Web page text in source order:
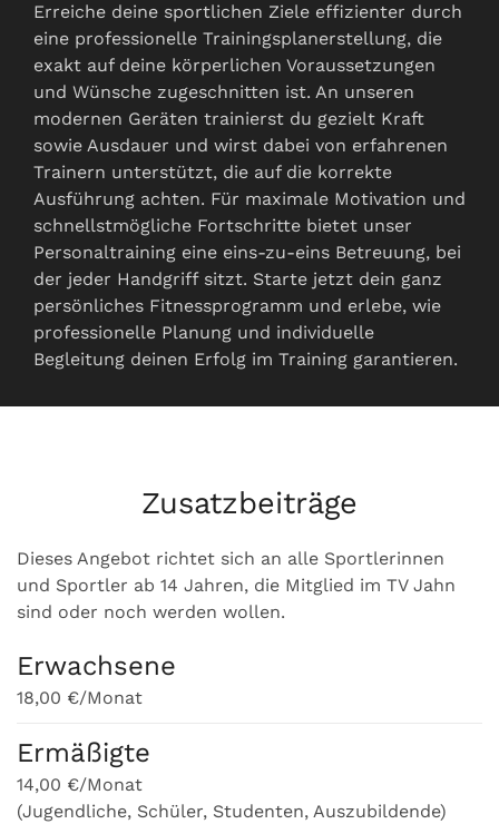
Erreiche deine sportlichen Ziele effizienter durch
eine professionelle Trainingsplanerstellung, die
exakt auf deine körperlichen Voraussetzungen
und Wünsche zugeschnitten ist. An unseren
modernen Geräten trainierst du gezielt Kraft
sowie Ausdauer und wirst dabei von erfahrenen
Trainern unterstützt, die auf die korrekte
Ausführung achten. Für maximale Motivation und
schnellstmögliche Fortschritte bietet unser
Personaltraining eine eins-zu-eins Betreuung, bei
der jeder Handgriff sitzt. Starte jetzt dein ganz
persönliches Fitnessprogramm und erlebe, wie
professionelle Planung und individuelle
Begleitung deinen Erfolg im Training garantieren.
Zusatzbeiträge
Dieses Angebot richtet sich an alle Sportlerinnen
und Sportler ab 14 Jahren, die Mitglied im TV Jahn
sind oder noch werden wollen.
Erwachsene
18,00 €/Monat
Ermäßigte
14,00 €/Monat
(Jugendliche, Schüler, Studenten, Auszubildende)